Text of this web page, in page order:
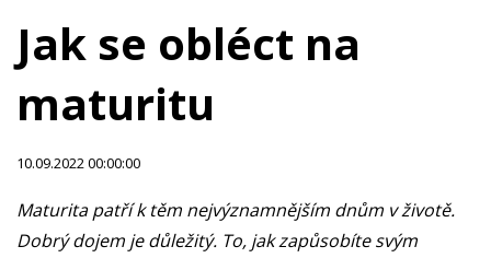
Jak se obléct na
maturitu
10.09.2022 00:00:00
Maturita patří k těm nejvýznamnějším dnům v životě.
Dobrý dojem je důležitý. To, jak zapůsobíte svým